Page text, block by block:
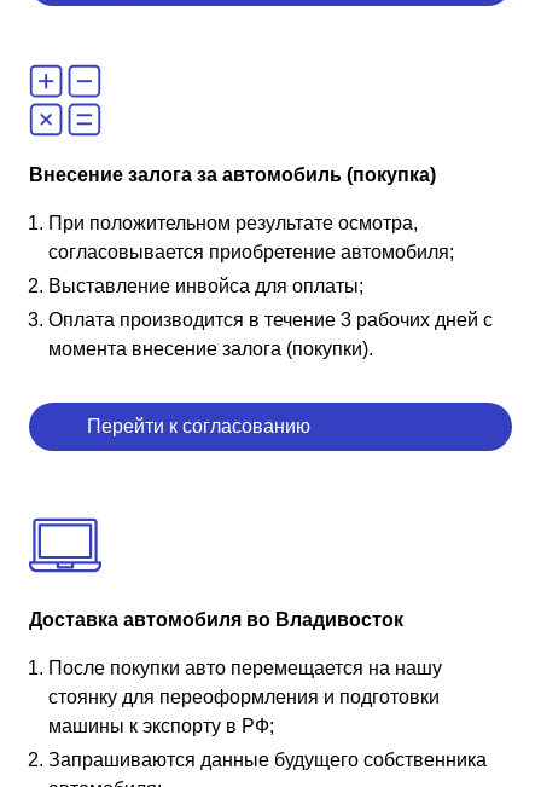
Внесение залога за автомобиль (покупка)
При положительном результате осмотра,
согласовывается приобретение автомобиля;
Выставление инвойса для оплаты;
Оплата производится в течение 3 рабочих дней с
момента внесение залога (покупки).
Перейти к согласованию
Доставка автомобиля во Владивосток
После покупки авто перемещается на нашу
стоянку для переоформления и подготовки
машины к экспорту в РФ;
Запрашиваются данные будущего собственника